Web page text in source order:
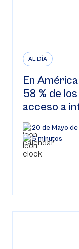
AL DÍA
En
58 % de
acceso a
20 de Mayo
5 minutos